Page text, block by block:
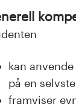
kan
på en
framviser